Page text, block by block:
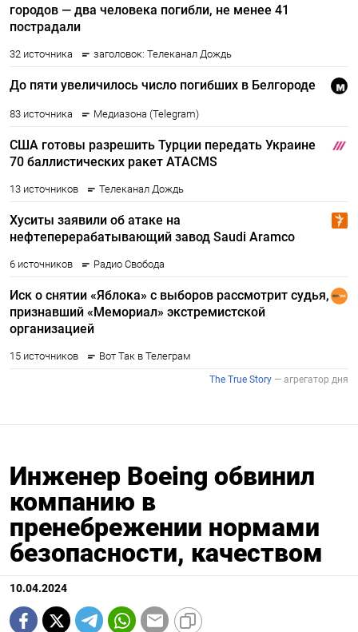
Инженер Boeing обвинил
компанию в
пренебрежении нормами
безопасности, качеством
10.04.2024